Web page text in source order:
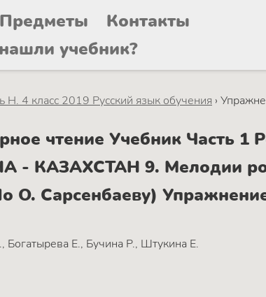
Предметы
Контакты
учебник?
Н. 4 класс 2019 Русский язык обучения ›
чтение Учебник Часть 1
- КАЗАХСТАН 9. Мелодии
О. Сарсенбаеву)
Богатырева Е., Бучина Р., Штукина Е.